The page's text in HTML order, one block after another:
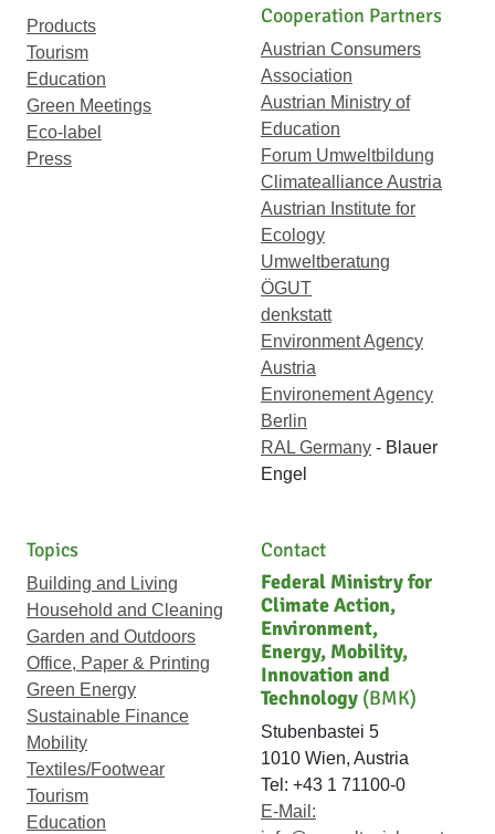
Products
Tourism
Education
Green Meetings
Eco-label
Press
Cooperation Partners
Austrian Consumers
Association
Austrian Ministry of
Education
Forum Umweltbildung
Climatealliance Austria
Austrian Institute for
Ecology
Umweltberatung
ÖGUT
denkstatt
Environment Agency
Austria
Environement Agency
Berlin
RAL Germany - Blauer
Engel
Topics
Building and Living
Household and Cleaning
Garden and Outdoors
Office, Paper & Printing
Green Energy
Sustainable Finance
Mobility
Textiles/Footwear
Tourism
Education
Contact
Federal Ministry for
Climate Action,
Environment,
Energy, Mobility,
Innovation and
Technology (BMK)
Stubenbastei 5
1010 Wien, Austria
Tel: +43 1 71100-0
E-Mail: